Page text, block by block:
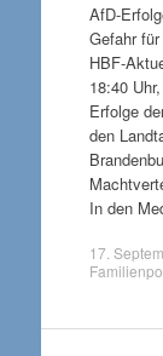
AfD-
Gefahr für
HBF-
18:40
Erfolge
den
In den
17.